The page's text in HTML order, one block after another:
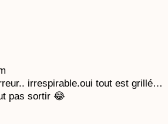
irrespirable.oui tout est grillé…
pas sortir 😂